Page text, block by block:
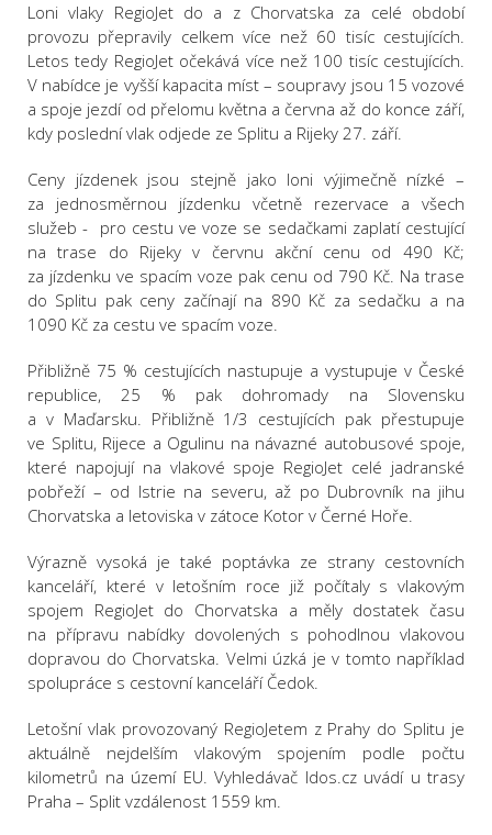
Loni vlaky RegioJet do a z Chorvatska za celé období
provozu přepravily celkem více než 60 tisíc cestujících.
Letos tedy RegioJet očekává více než 100 tisíc cestujících.
V nabídce je vyšší kapacita míst – soupravy jsou 15 vozové
a spoje jezdí od přelomu května a června až do konce září,
kdy poslední vlak odjede ze Splitu a Rijeky 27. září.
Ceny jízdenek jsou stejně jako loni výjimečně nízké –
za jednosměrnou jízdenku včetně rezervace a všech
služeb - pro cestu ve voze se sedačkami zaplatí cestující
na trase do Rijeky v červnu akční cenu od 490 Kč;
za jízdenku ve spacím voze pak cenu od 790 Kč. Na trase
do Splitu pak ceny začínají na 890 Kč za sedačku a na
1090 Kč za cestu ve spacím voze.
Přibližně 75 % cestujících nastupuje a vystupuje v České
republice, 25 % pak dohromady na Slovensku
a v Maďarsku. Přibližně 1/3 cestujících pak přestupuje
ve Splitu, Rijece a Ogulinu na návazné autobusové spoje,
které napojují na vlakové spoje RegioJet celé jadranské
pobřeží – od Istrie na severu, až po Dubrovník na jihu
Chorvatska a letoviska v zátoce Kotor v Černé Hoře.
Výrazně vysoká je také poptávka ze strany cestovních
kanceláří, které v letošním roce již počítaly s vlakovým
spojem RegioJet do Chorvatska a měly dostatek času
na přípravu nabídky dovolených s pohodlnou vlakovou
dopravou do Chorvatska. Velmi úzká je v tomto například
spolupráce s cestovní kanceláří Čedok.
Letošní vlak provozovaný RegioJetem z Prahy do Splitu je
aktuálně nejdelším vlakovým spojením podle počtu
kilometrů na území EU. Vyhledávač Idos.cz uvádí u trasy
Praha – Split vzdálenost 1559 km.